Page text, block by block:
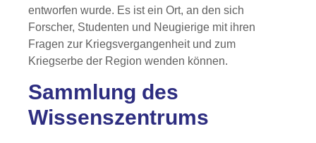
entworfen wurde. Es ist ein Ort, an den sich
Forscher, Studenten und Neugierige mit ihren
Fragen zur Kriegsvergangenheit und zum
Kriegserbe der Region wenden können.
Sammlung des
Wissenszentrums